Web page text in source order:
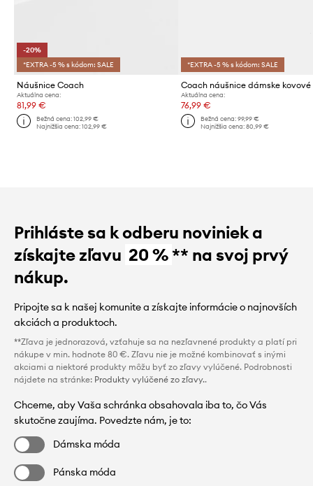
-20%
*EXTRA -5 % s kódom: SALE
Náušnice Coach
Aktuálna cena:
81,99 €
Bežná cena:102,99 €
Najnižšia cena:102,99 €
*EXTRA -5 % s kódom: SALE
Coach náušnice dámske kovové
Aktuálna cena:
76,99 €
Bežná cena: 99,99 €
Najnižšia cena: 80,99 €
Prihláste sa k odberu noviniek a
získajte zľavu 20 %** na svoj prvý
nákup.
Pripojte sa k našej komunite a získajte informácie o najnovších
akciách a produktoch.
**Zľava je jednorazová, vzťahuje sa na nezľavnené produkty a platí pri
nákupe v min. hodnote 80 €. Zľavu nie je možné kombinovať s inými
akciami a niektoré produkty môžu byť zo zľavy vylúčené. Podrobnosti
nájdete na stránke: Produkty vylúčené zo zľavy..
Chceme, aby Vaša schránka obsahovala iba to, čo Vás
skutočne zaujíma. Povedzte nám, je to:
Dámska móda
Pánska móda